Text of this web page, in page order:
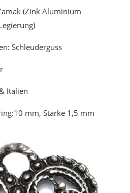
(Zink Aluminium
Schleuderguss
Italien
mm, Stärke 1,5 mm